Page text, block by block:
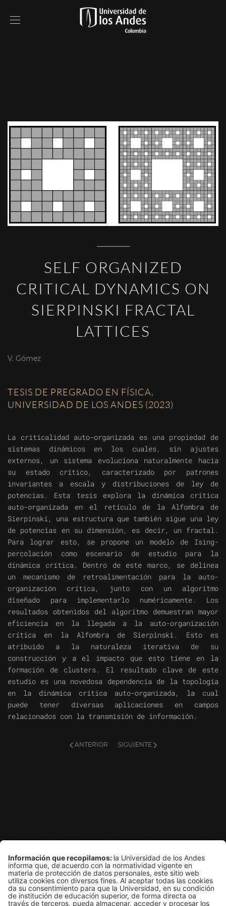
SELF ORGANIZED
CRITICAL DYNAMICS ON
SIERPINSKI FRACTAL
LATTICES
V. Gómez
TESIS DE PREGRADO EN FÍSICA,
UNIVERSIDAD DE LOS ANDES (2023)
La criticalidad auto-organizada es una propiedad de
sistemas dinámicos en los cuales, sin ajustes
externos, un sistema evoluciona naturalmente hacia
su estado crítico, caracterizado por patrones
invariantes a escala y distribuciones de ley de
potencias. Esta tesis explora la dinámica crítica
auto-organizada en el retículo de la Alfombra de
Sierpinski, una estructura que también sigue una ley
de potencias en su dimensión, es decir, un fractal.
Para lograr esto, se propone un modelo de Ising-
percolación como escenario de estudio para la
dinámica crítica. Dentro de este marco, se delinea
un mecanismo de retroalimentación para la auto-
organización crítica, junto con un algoritmo
diseñado para implementarlo numéricamente. Los
resultados obtenidos del algoritmo demuestran mayor
eficiencia en la llegada a la auto-organización
crítica en la Alfombra de Sierpinski. Esto es
atribuido a la naturaleza iterativa de su
construcción y a el impacto que esto tiene en la
formación de clusters. El resultado clave de este
estudio es una novedosa dependencia de la topología
en la dinámica crítica auto-organizada, la cual
puede tener diversas aplicaciones en campos
relacionados con la transmisión de información.
ANTERIOR SIGUIENTE